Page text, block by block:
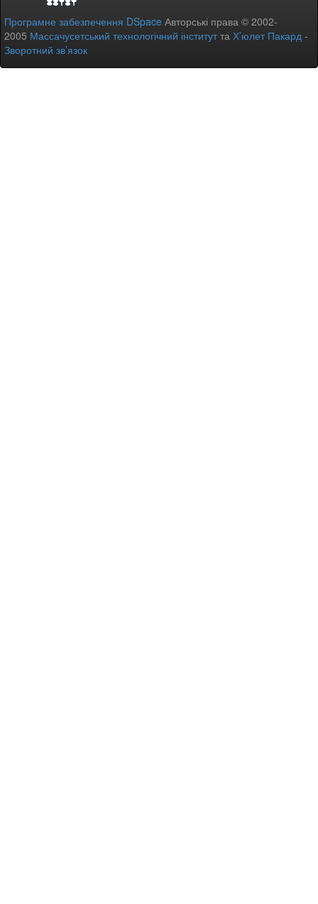
Програмне забезпечення DSpace Авторські права © 2002-
2005 Массачусетський технологічний інститутта Х’юлет Пакард -
Зворотний зв’язок